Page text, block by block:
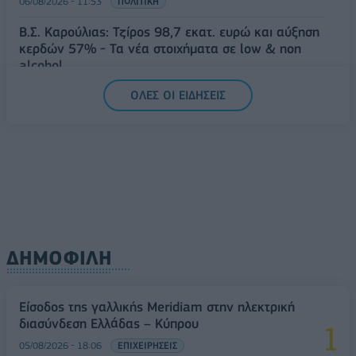
Β.Σ. Καρούλιας: Τζίρος 98,7 εκατ. ευρώ και αύξηση
κερδών 57% - Τα νέα στοιχήματα σε low & non
alcohol
ΟΛΕΣ ΟΙ ΕΙΔΗΣΕΙΣ
ΔΗΜΟΦΙΛΗ
Είσοδος της γαλλικής Meridiam στην ηλεκτρική
διασύνδεση Ελλάδας – Κύπρου
05/08/2026 - 18:06 ΕΠΙΧΕΙΡΗΣΕΙΣ